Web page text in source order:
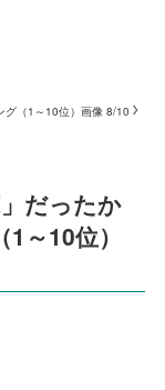
グ（1～10位）画像 8/10
だったか
～10位）